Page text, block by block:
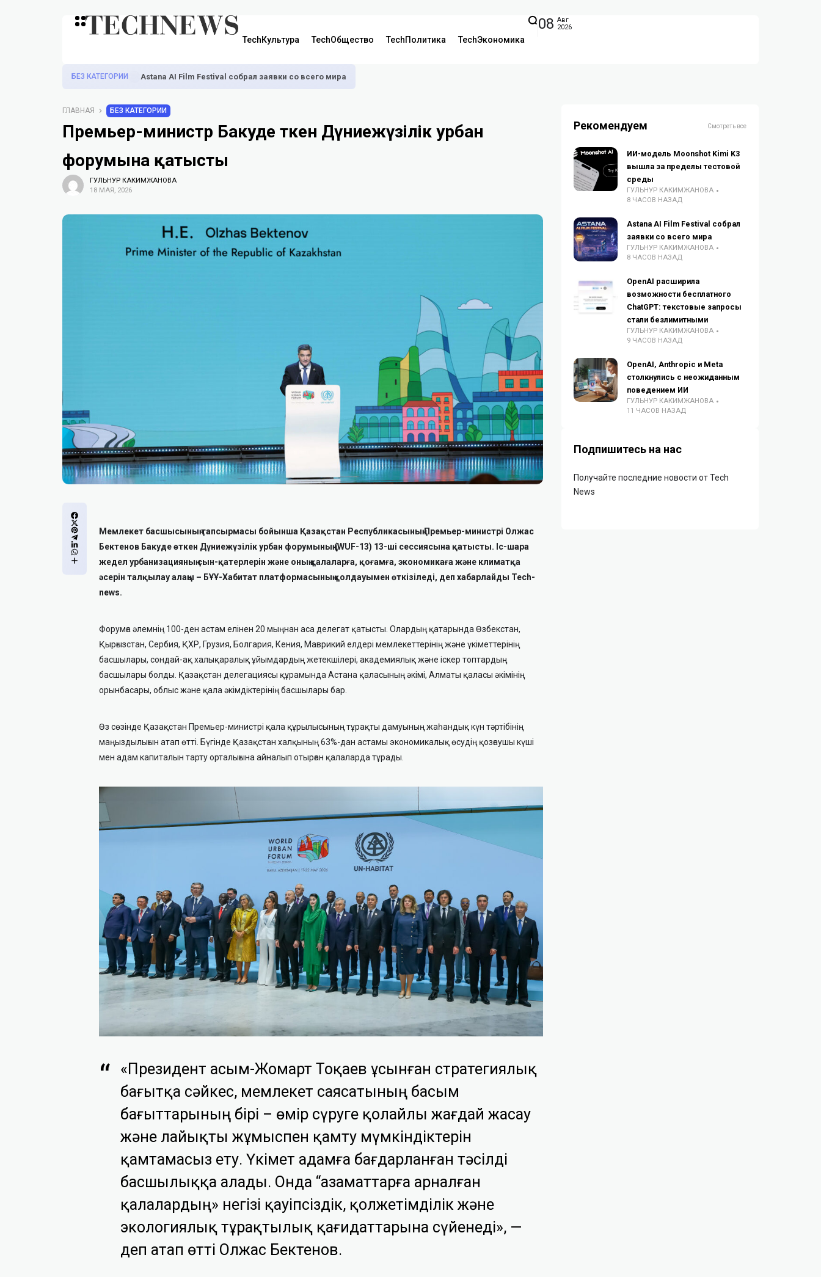
TechКультура TechОбщество TechПолитика TechЭкономика
08 Авг
2026
БЕЗ КАТЕГОРИИ Astana AI Film Festival собрал заявки со всего мира
ГЛАВНАЯ БЕЗ КАТЕГОРИИ
Премьер-министр Бакуде өткен Дүниежүзілік урбан
форумына қатысты
ГУЛЬНУР КАКИМЖАНОВА
18 МАЯ, 2026
Мемлекет басшысының тапсырмасы бойынша Қазақстан Республикасының Премьер-министрі Олжас
Бектенов Бакуде өткен Дүниежүзілік урбан форумының (WUF-13) 13-ші сессиясына қатысты. Іс-шара
жедел урбанизацияның сын-қатерлерін және оның қалаларға, қоғамға, экономикаға және климатқа
әсерін талқылау алаңы – БҰҰ-Хабитат платформасының қолдауымен өткізіледі, деп хабарлайды Tech-
news.
Форумға әлемнің 100-ден астам елінен 20 мыңнан аса делегат қатысты. Олардың қатарында Өзбекстан,
Қырғызстан, Сербия, ҚХР, Грузия, Болгария, Кения, Маврикий елдері мемлекеттерінің және үкіметтерінің
басшылары, сондай-ақ халықаралық ұйымдардың жетекшілері, академиялық және іскер топтардың
басшылары болды. Қазақстан делегациясы құрамында Астана қаласының әкімі, Алматы қаласы әкімінің
орынбасары, облыс және қала әкімдіктерінің басшылары бар.
Өз сөзінде Қазақстан Премьер-министрі қала құрылысының тұрақты дамуының жаһандық күн тәртібінің
маңыздылығын атап өтті. Бүгінде Қазақстан халқының 63%-дан астамы экономикалық өсудің қозғаушы күші
мен адам капиталын тарту орталығына айналып отырған қалаларда тұрады.
«Президент Қасым-Жомарт Тоқаев ұсынған стратегиялық
бағытқа сәйкес, мемлекет саясатының басым
бағыттарының бірі – өмір сүруге қолайлы жағдай жасау
және лайықты жұмыспен қамту мүмкіндіктерін
қамтамасыз ету. Үкімет адамға бағдарланған тәсілді
басшылыққа алады. Онда “азаматтарға арналған
қалалардың» негізі қауіпсіздік, қолжетімділік және
экологиялық тұрақтылық қағидаттарына сүйенеді», —
деп атап өтті Олжас Бектенов.
Рекомендуем Смотреть все
ИИ-модель Moonshot Kimi K3
вышла за пределы тестовой
среды
ГУЛЬНУР КАКИМЖАНОВА
8 ЧАСОВ НАЗАД
Astana AI Film Festival собрал
заявки со всего мира
ГУЛЬНУР КАКИМЖАНОВА
8 ЧАСОВ НАЗАД
OpenAI расширила
возможности бесплатного
ChatGPT: текстовые запросы
стали безлимитными
ГУЛЬНУР КАКИМЖАНОВА
9 ЧАСОВ НАЗАД
OpenAI, Anthropic и Meta
столкнулись с неожиданным
поведением ИИ
ГУЛЬНУР КАКИМЖАНОВА
11 ЧАСОВ НАЗАД
Подпишитесь на нас
Получайте последние новости от Tech
News